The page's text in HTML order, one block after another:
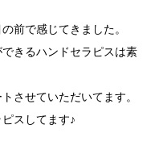
前で感じてきました。
きるハンドセラピスは素
させていただいてます。
スしてます♪